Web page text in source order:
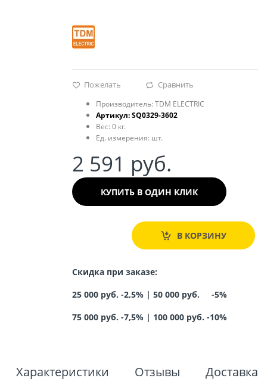
Пожелать Сравнить
Производитель: TDM ELECTRIC
Артикул:SQ0329-3602
Вес: 0 кг.
Ед. измерения: шт.
2 591 руб.
КУПИТЬ В ОДИН КЛИК
В КОРЗИНУ
Скидка при заказе:
25 000 руб. -2,5% | 50 000 руб. -5%
75 000 руб. -7,5%| 100 000 руб. -10%
Характеристики Отзывы Доставка